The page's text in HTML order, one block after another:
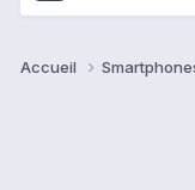
Accueil